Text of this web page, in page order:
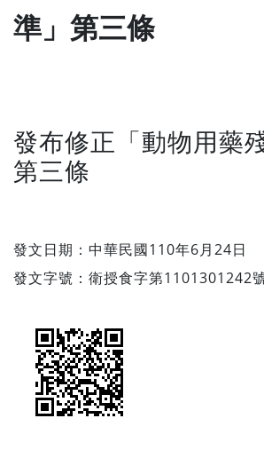
準」第三條
發布修正「動物用藥
第三條
發文日期：中華民國110年6月24日
發文字號：衛授食字第1101301242